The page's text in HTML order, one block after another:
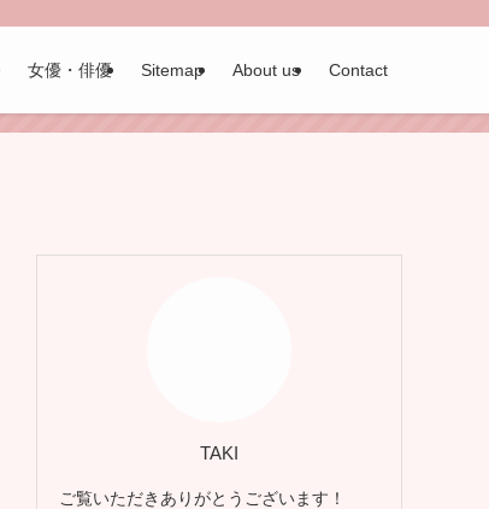
女優・俳優 Sitemap About us Contact
TAKI
ご覧いただきありがとうございます！